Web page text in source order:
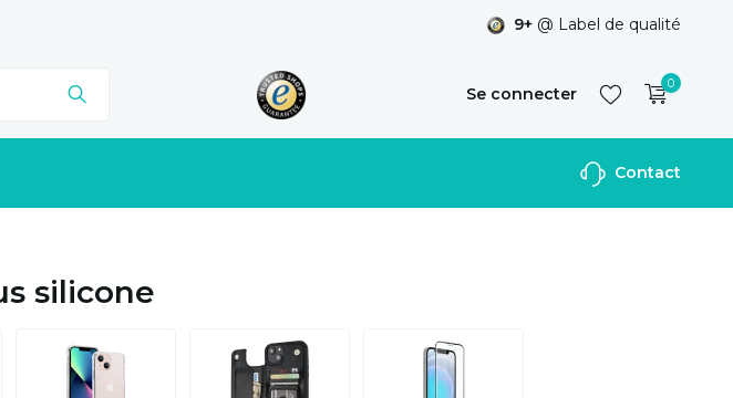
9+ @ Label de qualité
Se connecter
S'inscrire
0
Contact
silicone